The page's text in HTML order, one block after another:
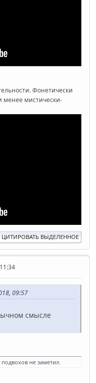
Фонетически
менее мистически-
ЦИТИРОВАТЬ ВЫДЕЛЕННОЕ
09:57
смысле
не заметил.